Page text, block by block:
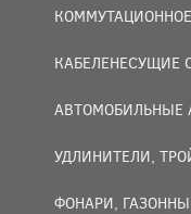
КАБЕЛЕНЕСУЩИЕ
АВТОМОБИЛЬНЫЕ
УДЛИНИТЕЛИ,
ФОНАРИ,